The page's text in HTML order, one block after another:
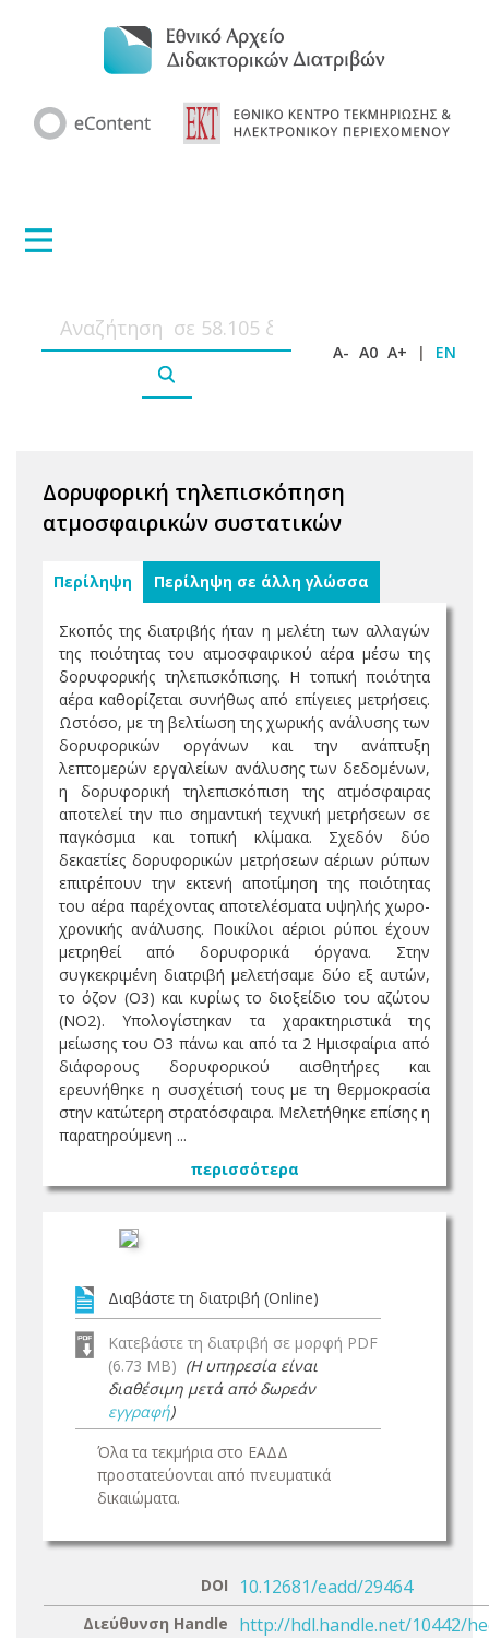
A- A0 A+ | EN
Δορυφορική τηλεπισκόπηση
ατμοσφαιρικών συστατικών
Περίληψη Περίληψη σε άλλη γλώσσα
Σκοπός της διατριβής ήταν η μελέτη των αλλαγών
της ποιότητας του ατμοσφαιρικού αέρα μέσω της
δορυφορικής τηλεπισκόπισης. Η τοπική ποιότητα
αέρα καθορίζεται συνήθως από επίγειες μετρήσεις.
Ωστόσο, με τη βελτίωση της χωρικής ανάλυσης των
δορυφορικών οργάνων και την ανάπτυξη
λεπτομερών εργαλείων ανάλυσης των δεδομένων,
η δορυφορική τηλεπισκόπιση της ατμόσφαιρας
αποτελεί την πιο σημαντική τεχνική μετρήσεων σε
παγκόσμια και τοπική κλίμακα. Σχεδόν δύο
δεκαετίες δορυφορικών μετρήσεων αέριων ρύπων
επιτρέπουν την εκτενή αποτίμηση της ποιότητας
του αέρα παρέχοντας αποτελέσματα υψηλής χωρο-
χρονικής ανάλυσης. Ποικίλοι αέριοι ρύποι έχουν
μετρηθεί από δορυφορικά όργανα. Στην
συγκεκριμένη διατριβή μελετήσαμε δύο εξ αυτών,
το όζον (Ο3) και κυρίως το διοξείδιο του αζώτου
(ΝΟ2). Υπολογίστηκαν τα χαρακτηριστικά της
μείωσης του Ο3 πάνω και από τα 2 Ημισφαίρια από
διάφορους δορυφορικού αισθητήρες και
ερευνήθηκε η συσχέτισή τους με τη θερμοκρασία
στην κατώτερη στρατόσφαιρα. Μελετήθηκε επίσης η
παρατηρούμενη ...
περισσότερα
Διαβάστε τη διατριβή (Online)
Κατεβάστε τη διατριβή σε μορφή PDF
(6.73 MB) (Η υπηρεσία είναι
διαθέσιμη μετά από δωρεάν
εγγραφή)
Όλα τα τεκμήρια στο ΕΑΔΔ
προστατεύονται από πνευματικά
δικαιώματα.
DOI 10.12681/eadd/29464
Διεύθυνση Handle http://hdl.handle.net/10442/